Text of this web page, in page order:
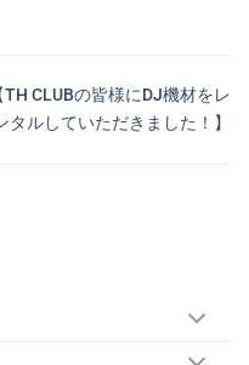
TH CLUBの皆様にDJ機材をレ
タルしていただきました！】